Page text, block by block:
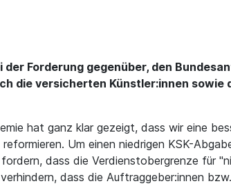
Forderung gegenüber, den
die versicherten Künstler:innen
hat ganz klar gezeigt, dass wir eine
Um einen niedrigen KSK-
dass die Verdienstobergrenze für
dass die Auftraggeber:innen